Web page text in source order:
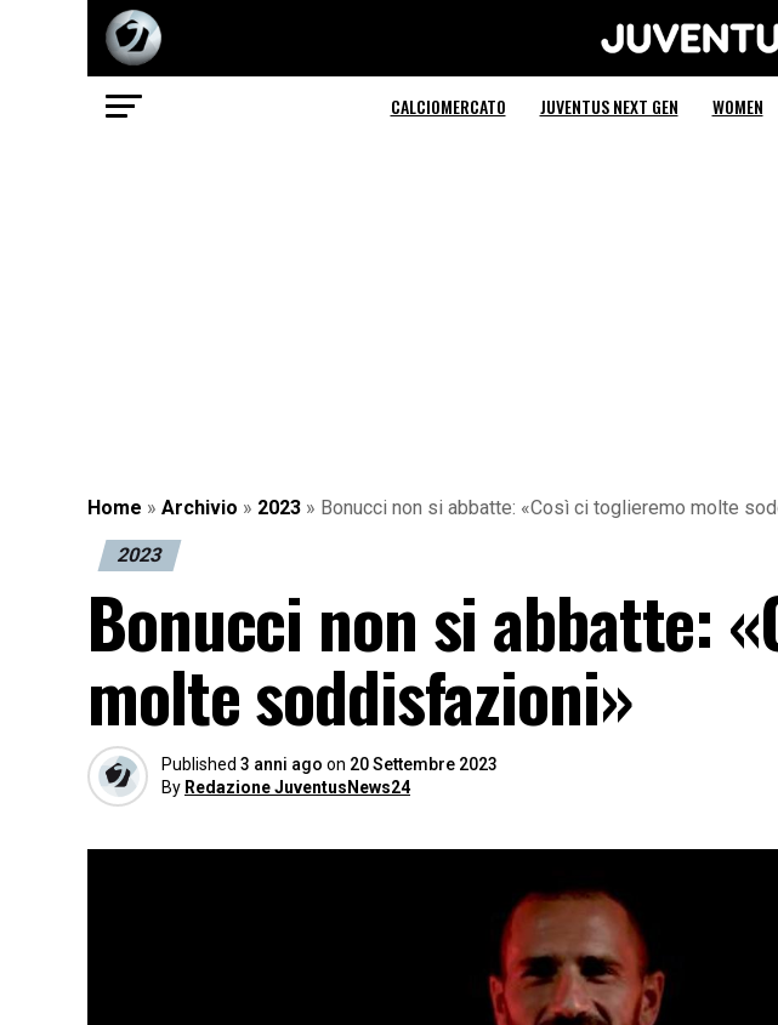
CALCIOMERCATO JUVENTUS NEXT GEN WOMEN
Home » Archivio » 2023 » Bonucci non si abbatte: «Così ci toglieremo molte
2023
Bonucci non si abbatte:
molte soddisfazioni»
Published 3 anni ago on 20 Settembre 2023
By Redazione JuventusNews24